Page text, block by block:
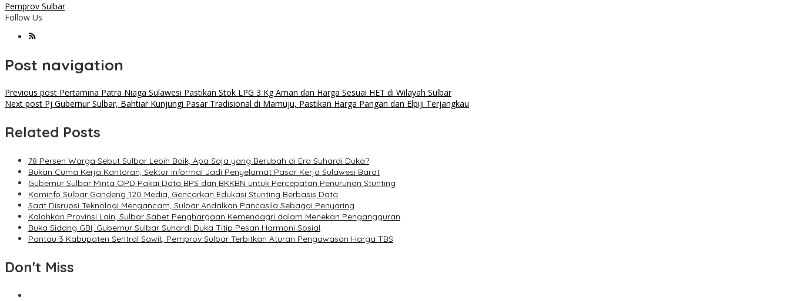
Pemprov Sulbar
Follow Us
Post navigation
Previous post Pertamina Patra Niaga Sulawesi Pastikan Stok LPG 3 Kg Aman dan Harga Sesuai HET di Wilayah Sulbar
Next post Pj Gubernur Sulbar, Bahtiar Kunjungi Pasar Tradisional di Mamuju, Pastikan Harga Pangan dan Elpiji Terjangkau
Related Posts
78 Persen Warga Sebut Sulbar Lebih Baik, Apa Saja yang Berubah di Era Suhardi Duka?
Bukan Cuma Kerja Kantoran, Sektor Informal Jadi Penyelamat Pasar Kerja Sulawesi Barat
Gubernur Sulbar Minta OPD Pakai Data BPS dan BKKBN untuk Percepatan Penurunan Stunting
Kominfo Sulbar Gandeng 120 Media, Gencarkan Edukasi Stunting Berbasis Data
Saat Disrupsi Teknologi Mengancam, Sulbar Andalkan Pancasila Sebagai Penyaring
Kalahkan Provinsi Lain, Sulbar Sabet Penghargaan Kemendagri dalam Menekan Pengangguran
Buka Sidang GBI, Gubernur Sulbar Suhardi Duka Titip Pesan Harmoni Sosial
Pantau 3 Kabupaten Sentral Sawit, Pemprov Sulbar Terbitkan Aturan Pengawasan Harga TBS
Don't Miss